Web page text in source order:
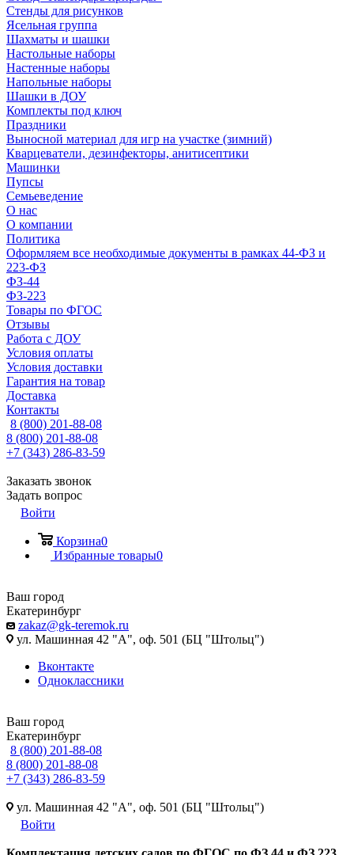
Стенды для рисунков
Ясельная группа
Шахматы и шашки
Настольные наборы
Настенные наборы
Напольные наборы
Шашки в ДОУ
Комплекты под ключ
Праздники
Выносной материал для игр на участке (зимний)
Кварцеватели, дезинфекторы, анитисептики
Машинки
Пупсы
Семьеведение
О нас
О компании
Политика
Оформляем все необходимые документы в рамках 44-ФЗ и
223-ФЗ
ФЗ-44
ФЗ-223
Товары по ФГОС
Отзывы
Работа с ДОУ
Условия оплаты
Условия доставки
Гарантия на товар
Доставка
Контакты
8 (800) 201-88-08
8 (800) 201-88-08
+7 (343) 286-83-59
Заказать звонок
Задать вопрос
Войти
Корзина0
Избранные товары0
Ваш город
Екатеринбург
zakaz@gk-teremok.ru
ул. Машинная 42 "А", оф. 501 (БЦ "Штольц")
Вконтакте
Одноклассники
Ваш город
Екатеринбург
8 (800) 201-88-08
8 (800) 201-88-08
+7 (343) 286-83-59
ул. Машинная 42 "А", оф. 501 (БЦ "Штольц")
Войти